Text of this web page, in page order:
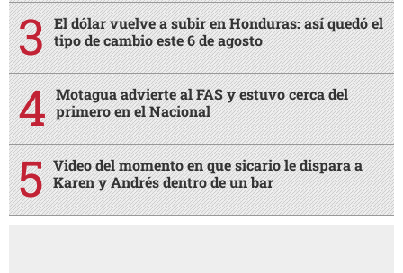
El dólar vuelve a subir en Honduras: así quedó el
tipo de cambio este 6 de agosto
Motagua advierte al FAS y estuvo cerca del
primero en el Nacional
Video del momento en que sicario le dispara a
Karen y Andrés dentro de un bar